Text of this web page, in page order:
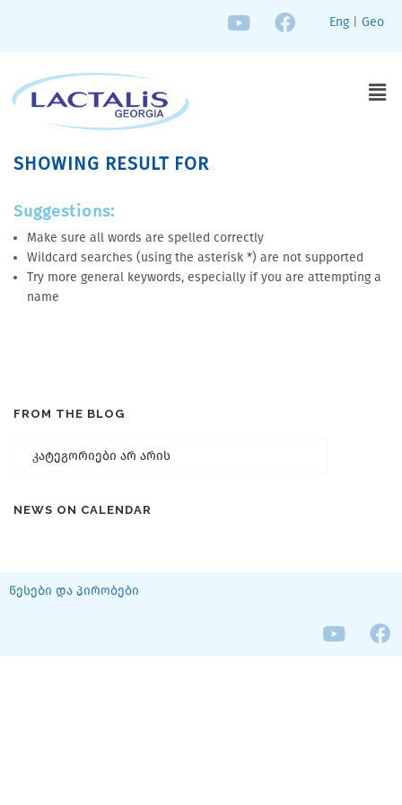
Eng Geo
SHOWING RESULT FOR
Suggestions:
Make sure all words are spelled correctly
Wildcard searches (using the asterisk *) are not supported
Try more general keywords, especially if you are attempting a
name
FROM THE BLOG
კატეგორიები არ არის
NEWS ON CALENDAR
წესები და პირობები